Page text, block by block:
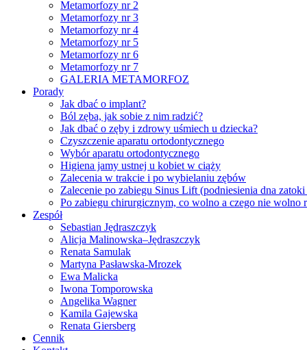
Metamorfozy nr 2
Metamorfozy nr 3
Metamorfozy nr 4
Metamorfozy nr 5
Metamorfozy nr 6
Metamorfozy nr 7
GALERIA METAMORFOZ
Porady
Jak dbać o implant?
Ból zęba, jak sobie z nim radzić?
Jak dbać o zęby i zdrowy uśmiech u dziecka?
Czyszczenie aparatu ortodontycznego
Wybór aparatu ortodontycznego
Higiena jamy ustnej u kobiet w ciąży
Zalecenia w trakcie i po wybielaniu zębów
Zalecenie po zabiegu Sinus Lift (podniesienia dna
Po zabiegu chirurgicznym, co wolno a czego nie wolno
Zespół
Sebastian Jędraszczyk
Alicja Malinowska–Jędraszczyk
Renata Samulak
Martyna Pasławska-Mrozek
Ewa Malicka
Iwona Tomporowska
Angelika Wagner
Kamila Gajewska
Renata Giersberg
Cennik